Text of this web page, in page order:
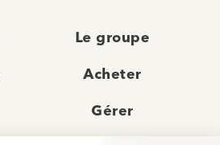
Le groupe
Acheter
Gérer